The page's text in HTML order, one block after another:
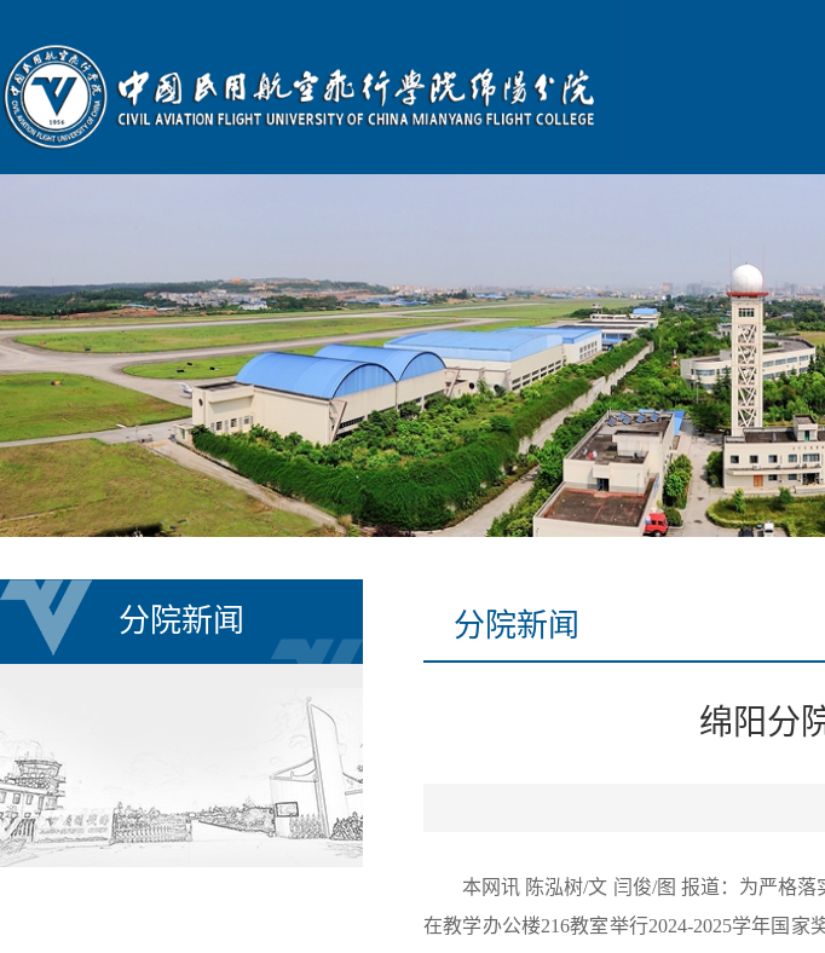
分院新闻 分院新闻
绵阳分
本网讯 陈泓树/文 闫俊/图 报道：为严格
在教学办公楼216教室举行2024-2025学年国